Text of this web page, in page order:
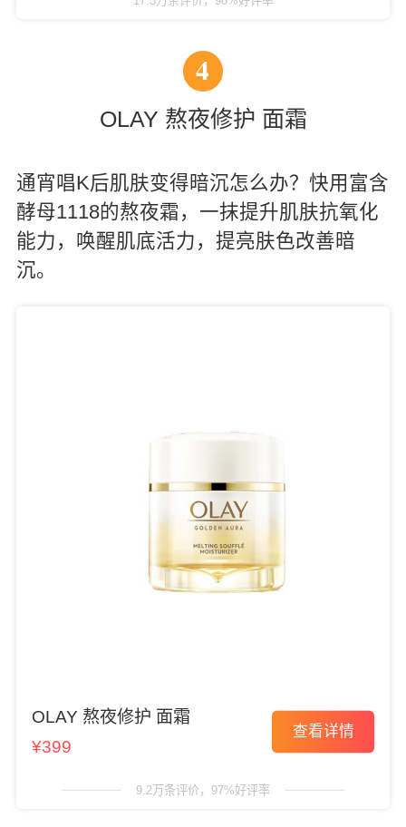
4
OLAY 熬夜修护 面霜
通宵唱K后肌肤变得暗沉怎么办？快用富含
酵母1118的熬夜霜，一抹提升肌肤抗氧化
能力，唤醒肌底活力，提亮肤色改善暗
沉。
OLAY 熬夜修护 面霜
¥399
查看详情
9.2万条评价，97%好评率